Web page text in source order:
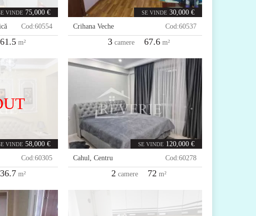
VINDE 75,000 €
Cod:60554
61.5 m²
SE VINDE 30,000 €
Crihana Veche
Cod:60537
3 camere 67.6 m²
VINDE 58,000 €
Cod:60305
36.7 m²
SE VINDE 120,000 €
Cahul,Centru Cod:60278
2 camere 72 m²